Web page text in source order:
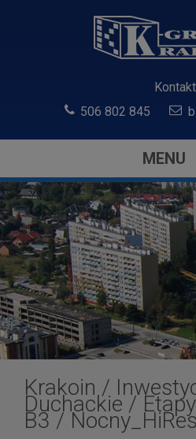
506 802 845
MENU
Krakoin /
Duchackie/ Etapy
B3/ Nocny_HiRes